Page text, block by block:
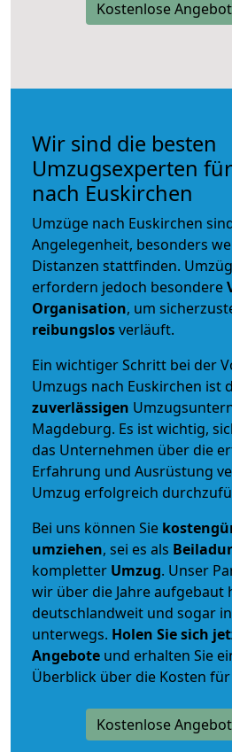
Kostenlose
Wir sind die besten
Umzugsexperten
nach Euskirchen
Umzüge nach Euskirchen
Angelegenheit, besonders
Distanzen stattfinden.
erfordern jedoch besondere
Organisation, um
reibungslosverläuft.
Ein wichtiger Schritt bei der
Umzugs nach Euskirchen ist
zuverlässigen
Magdeburg. Es ist wichtig,
das Unternehmen über die
Erfahrung und Ausrüstung
Umzug erfolgreich
Bei uns können Sie
umziehen, sei es als
kompletter Umzug. Unser
wir über die Jahre aufgebaut
deutschlandweit und sogar
unterwegs. Holen Sie sich
Angebote und erhalten Sie
Überblick über die Kosten
Kostenlose